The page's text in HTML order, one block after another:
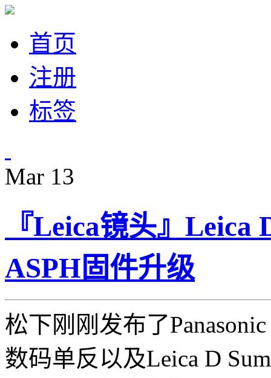
首页
注册
标签
Mar 13
『Leica镜头』Leica
ASPH固件升级
松下刚刚发布了
数码单反以及Leica D